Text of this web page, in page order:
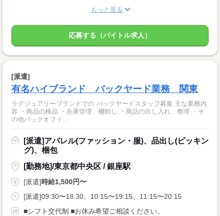
もっと見る
応募する（バイトル求人）
[派遣]
有名ハイブランド バックヤード業務 関東
ラグジュアリーブランドでの バックヤードスタッフ募集 主な業務内
容 ・商品の検品 ・在庫管理、棚卸し ・商品の出し入れ、整理 ・そ
の他バックオフィ...
[派遣]アパレル(ファッション・服)、品出し(ピッキン
グ)、梱包
[勤務地]/東京都中央区 / 銀座駅
[派遣]時給1,500円〜
[派遣]09:30〜18:30、10:15〜19:15、11:15〜20:15
■シフト交代制 ■お休み希望ご相談ください。